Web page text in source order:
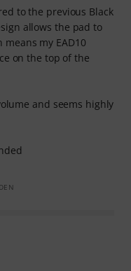
to the previous Black
allows the pad to
my EAD10
on the top of the
and seems highly